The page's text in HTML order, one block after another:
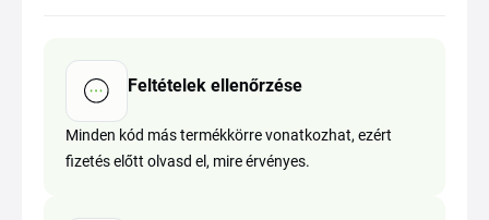
Feltételek ellenőrzése
Minden kód más termékkörre vonatkozhat, ezért
fizetés előtt olvasd el, mire érvényes.